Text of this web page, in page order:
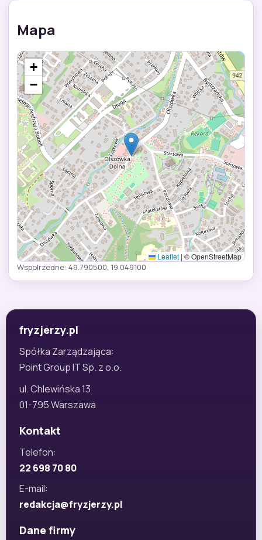
Mapa
+
−
Leaflet | © OpenStreetMap
Wspolrzedne: 49.790500, 19.049100
fryzjerzy.pl
Spółka Zarządzająca:
Point Group IT Sp. z o.o.
ul. Chlewińska 13
01-795 Warszawa
Kontakt
Telefon:
22 698 70 80
E-mail:
redakcja@fryzjerzy.pl
Dane firmy